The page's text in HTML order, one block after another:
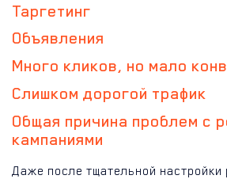
Таргетинг
Объявления
Много кликов, но мало
Слишком дорогой трафик
Общая причина проблем с
кампаниями
Даже после тщательной настройки